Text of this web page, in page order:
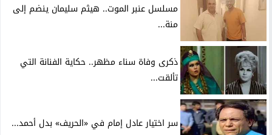
مسلسل عنبر الموت.. هيثم سليمان ينضم إلى
منة...
ذكرى وفاة سناء مظهر.. حكاية الفنانة التي
تألقت...
سر اختيار عادل إمام في «الحريف» بدل أحمد...